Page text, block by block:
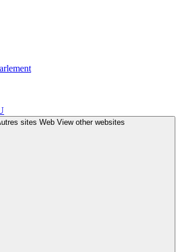
sites Web View other websites